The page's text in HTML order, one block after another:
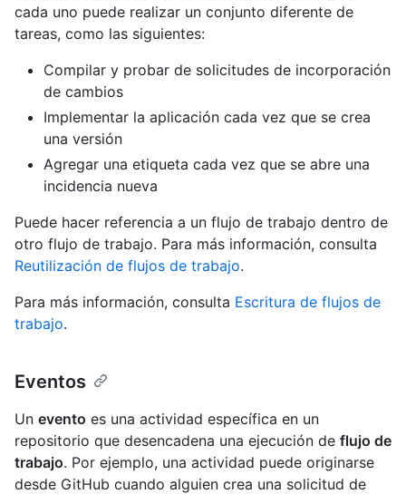
cada uno puede realizar un conjunto diferente de
tareas, como las siguientes:
Compilar y probar de solicitudes de incorporación
de cambios
Implementar la aplicación cada vez que se crea
una versión
Agregar una etiqueta cada vez que se abre una
incidencia nueva
Puede hacer referencia a un flujo de trabajo dentro de
otro flujo de trabajo. Para más información, consulta
Reutilización de flujos de trabajo.
Para más información, consulta Escritura de flujos de
trabajo.
Eventos
Un evento es una actividad específica en un
repositorio que desencadena una ejecución de flujo de
trabajo. Por ejemplo, una actividad puede originarse
desde GitHub cuando alguien crea una solicitud de